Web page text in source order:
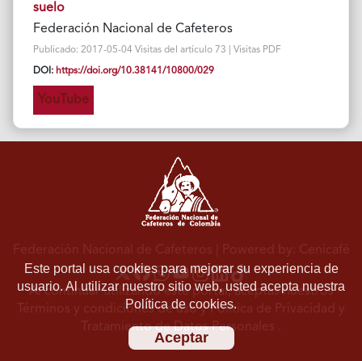
suelo
Federación Nacional de Cafeteros
Publicado: 2017-05-04 Visitas del artículo 73 | Visitas PDF
DOI: https://doi.org/10.38141/10800/029
YouTube
Este portal usa cookies para mejorar su experiencia de
usuario. Al utilizar nuestro sitio web, usted acepta nuestra
Política de cookies.
Aceptar
Federación Nacional de Cafeteros | Powered by: Cenicafé
Al continuar utilizando este portal, aceptas nuestros
Términos y condiciones de usoyPolítica de Privacidad y
Tratamiento de Datos Personales